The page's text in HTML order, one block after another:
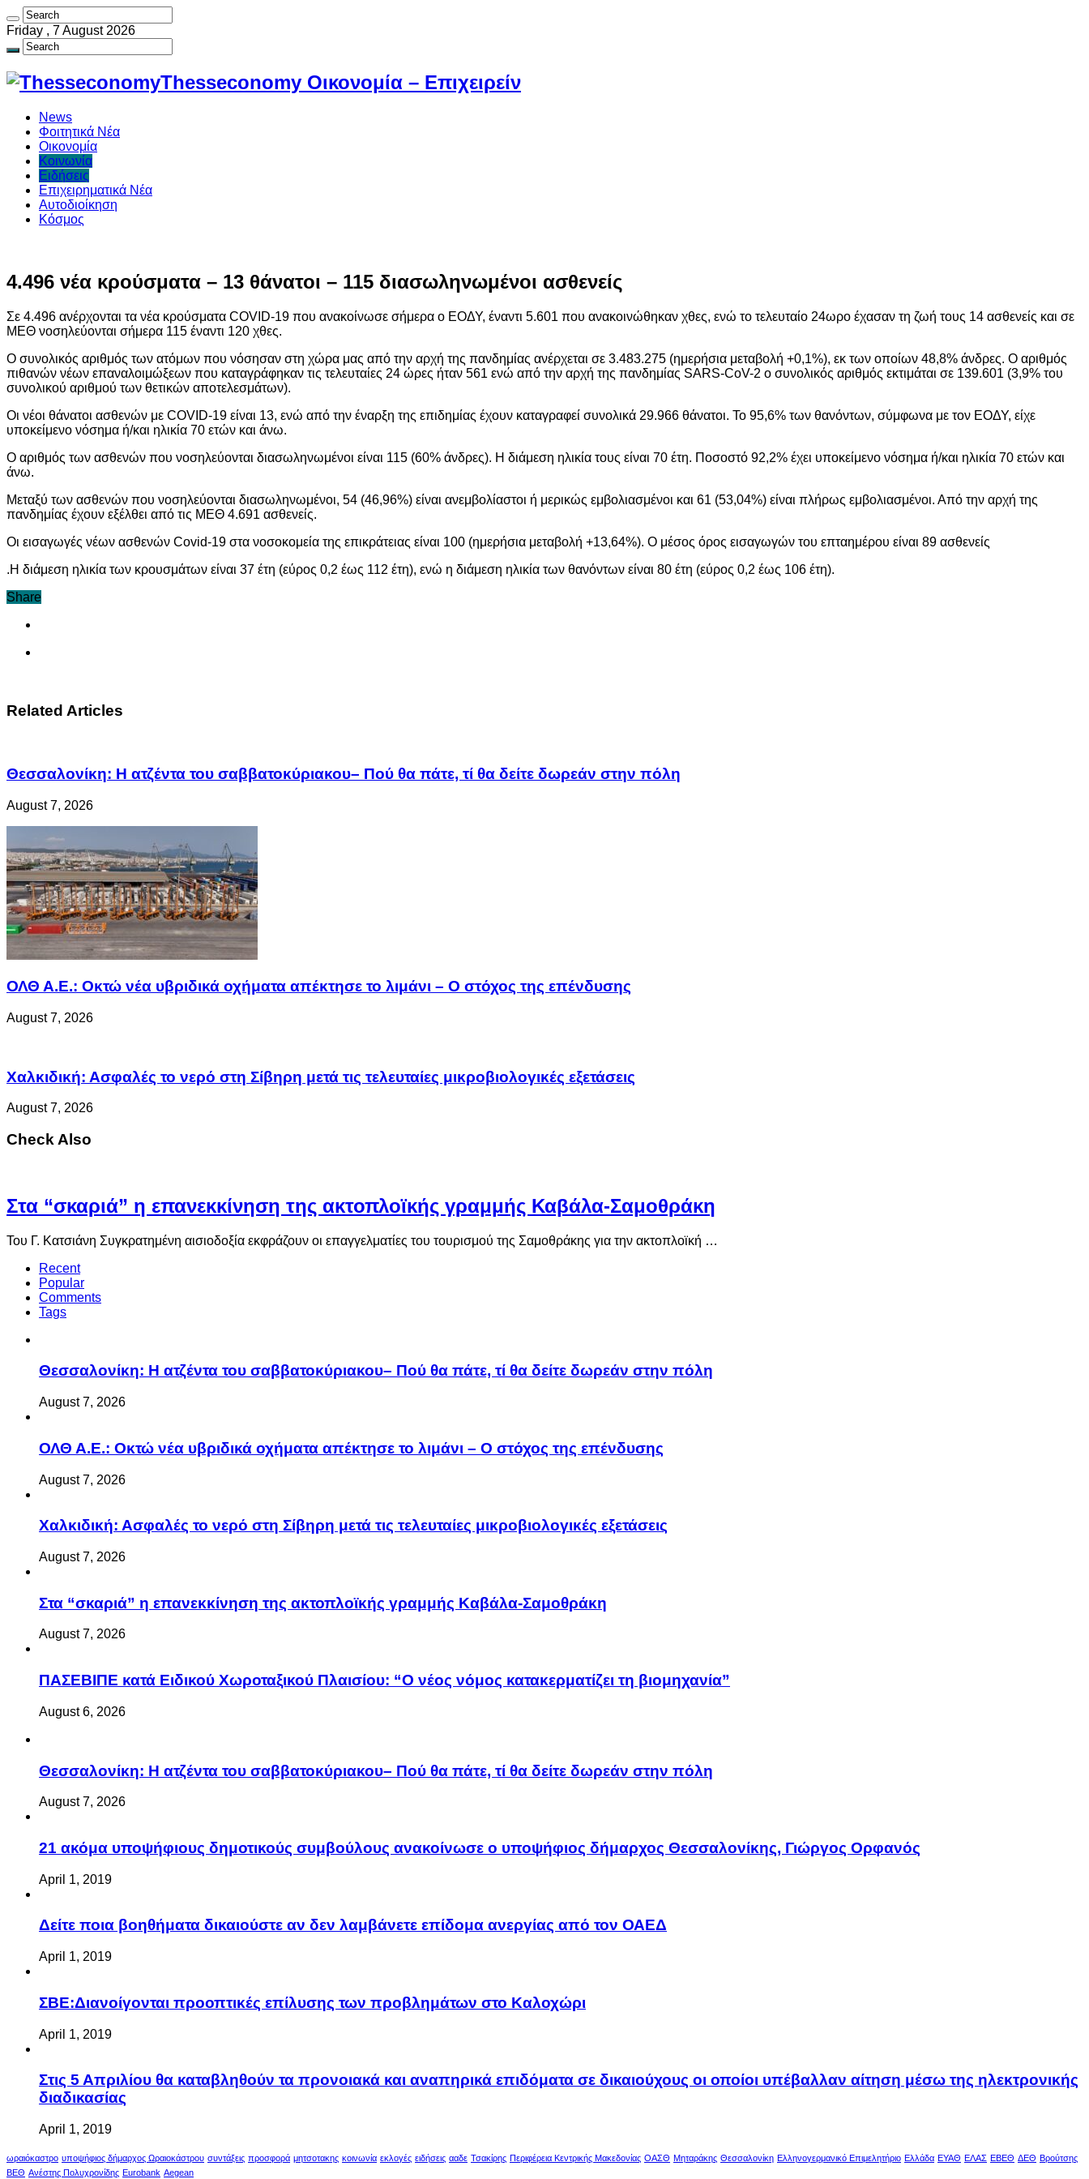
Friday , 7 August 2026
Thesseconomy Οικονομία – Επιχειρείν
News
Φοιτητικά Νέα
Οικονομία
Κοινωνία
Ειδήσεις
Επιχειρηματικά Νέα
Αυτοδιοίκηση
Κόσμος
4.496 νέα κρούσματα – 13 θάνατοι – 115 διασωληνωμένοι ασθενείς
Σε 4.496 ανέρχονται τα νέα κρούσματα COVID-19 που ανακοίνωσε σήμερα ο ΕΟΔΥ, έναντι 5.601 που ανακοινώθηκαν χθες, ενώ το τελευταίο 24ωρο έχασαν τη ζωή τους 14 ασθενείς και σε
ΜΕΘ νοσηλεύονται σήμερα 115 έναντι 120 χθες.
Ο συνολικός αριθμός των ατόμων που νόσησαν στη χώρα μας από την αρχή της πανδημίας ανέρχεται σε 3.483.275 (ημερήσια μεταβολή +0,1%), εκ των οποίων 48,8% άνδρες. Ο αριθμός
πιθανών νέων επαναλοιμώξεων που καταγράφηκαν τις τελευταίες 24 ώρες ήταν 561 ενώ από την αρχή της πανδημίας SARS-CoV-2 ο συνολικός αριθμός εκτιμάται σε 139.601 (3,9% του
συνολικού αριθμού των θετικών αποτελεσμάτων).
Οι νέοι θάνατοι ασθενών με COVID-19 είναι 13, ενώ από την έναρξη της επιδημίας έχουν καταγραφεί συνολικά 29.966 θάνατοι. Το 95,6% των θανόντων, σύμφωνα με τον ΕΟΔΥ, είχε
υποκείμενο νόσημα ή/και ηλικία 70 ετών και άνω.
Ο αριθμός των ασθενών που νοσηλεύονται διασωληνωμένοι είναι 115 (60% άνδρες). Η διάμεση ηλικία τους είναι 70 έτη. Ποσοστό 92,2% έχει υποκείμενο νόσημα ή/και ηλικία 70 ετών και
άνω.
Μεταξύ των ασθενών που νοσηλεύονται διασωληνωμένοι, 54 (46,96%) είναι ανεμβολίαστοι ή μερικώς εμβολιασμένοι και 61 (53,04%) είναι πλήρως εμβολιασμένοι. Από την αρχή της
πανδημίας έχουν εξέλθει από τις ΜΕΘ 4.691 ασθενείς.
Οι εισαγωγές νέων ασθενών Covid-19 στα νοσοκομεία της επικράτειας είναι 100 (ημερήσια μεταβολή +13,64%). Ο μέσος όρος εισαγωγών του επταημέρου είναι 89 ασθενείς
.Η διάμεση ηλικία των κρουσμάτων είναι 37 έτη (εύρος 0,2 έως 112 έτη), ενώ η διάμεση ηλικία των θανόντων είναι 80 έτη (εύρος 0,2 έως 106 έτη).
Share
Related Articles
Θεσσαλονίκη: Η ατζέντα του σαββατοκύριακου– Πού θα πάτε, τί θα δείτε δωρεάν στην πόλη
August 7, 2026
ΟΛΘ Α.Ε.: Οκτώ νέα υβριδικά οχήματα απέκτησε το λιμάνι – Ο στόχος της επένδυσης
August 7, 2026
Χαλκιδική: Ασφαλές το νερό στη Σίβηρη μετά τις τελευταίες μικροβιολογικές εξετάσεις
August 7, 2026
Check Also
Στα “σκαριά” η επανεκκίνηση της ακτοπλοϊκής γραμμής Καβάλα-Σαμοθράκη
Του Γ. Κατσιάνη Συγκρατημένη αισιοδοξία εκφράζουν οι επαγγελματίες του τουρισμού της Σαμοθράκης για την ακτοπλοϊκή …
Recent
Popular
Comments
Tags
Θεσσαλονίκη: Η ατζέντα του σαββατοκύριακου– Πού θα πάτε, τί θα δείτε δωρεάν στην πόλη
August 7, 2026
ΟΛΘ Α.Ε.: Οκτώ νέα υβριδικά οχήματα απέκτησε το λιμάνι – Ο στόχος της επένδυσης
August 7, 2026
Χαλκιδική: Ασφαλές το νερό στη Σίβηρη μετά τις τελευταίες μικροβιολογικές εξετάσεις
August 7, 2026
Στα “σκαριά” η επανεκκίνηση της ακτοπλοϊκής γραμμής Καβάλα-Σαμοθράκη
August 7, 2026
ΠΑΣΕΒΙΠΕ κατά Ειδικού Χωροταξικού Πλαισίου: “Ο νέος νόμος κατακερματίζει τη βιομηχανία”
August 6, 2026
Θεσσαλονίκη: Η ατζέντα του σαββατοκύριακου– Πού θα πάτε, τί θα δείτε δωρεάν στην πόλη
August 7, 2026
21 ακόμα υποψήφιους δημοτικούς συμβούλους ανακοίνωσε ο υποψήφιος δήμαρχος Θεσσαλονίκης, Γιώργος Ορφανός
April 1, 2019
Δείτε ποια βοηθήματα δικαιούστε αν δεν λαμβάνετε επίδομα ανεργίας από τον ΟΑΕΔ
April 1, 2019
ΣΒΕ:Διανοίγονται προοπτικές επίλυσης των προβλημάτων στο Καλοχώρι
April 1, 2019
Στις 5 Απριλίου θα καταβληθούν τα προνοιακά και αναπηρικά επιδόματα σε δικαιούχους οι οποίοι υπέβαλλαν αίτηση μέσω της ηλεκτρονικής
διαδικασίας
April 1, 2019
ωραιόκαστρο υποψήφιος δήμαρχος Ωραιοκάστρου συντάξεις προσφορά μητσοτακης κοινωνία εκλογές ειδήσεις ααδε Τσακίρης Περιφέρεια Κεντρικής Μακεδονίας ΟΑΣΘ Μηταράκης Θεσσαλονίκη Ελληνογερμανικό Επιμελητήριο Ελλάδα ΕΥΑΘ ΕΛΑΣ ΕΒΕΘ ΔΕΘ Βρούτσης
ΒΕΘ Ανέστης Πολυχρονίδης Eurobank Aegean